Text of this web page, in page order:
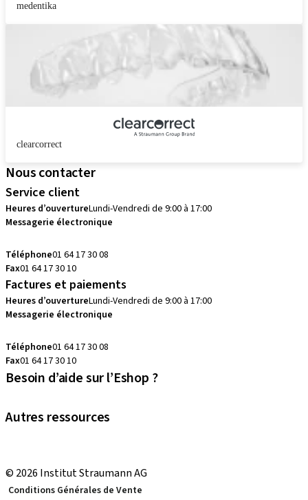
medentika
clearcorrect
Nous contacter
Service client
Heures d’ouvertureLundi-Vendredi de 9:00 à 17:00
Messagerie électronique
Téléphone01 64 17 30 08
Fax01 64 17 30 10
Factures et paiements
Heures d’ouvertureLundi-Vendredi de 9:00 à 17:00
Messagerie électronique
Téléphone01 64 17 30 08
Fax01 64 17 30 10
Besoin d’aide sur l’Eshop ?
Autres ressources
© 2026 Institut Straumann AG
Conditions Générales de Vente